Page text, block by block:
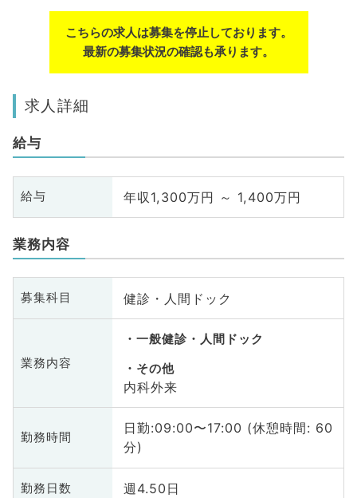
こちらの求人は募集を停止しております。
最新の募集状況の確認も承ります。
求人詳細
給与
給与 年収1,300万円 ～ 1,400万円
業務内容
募集科目 健診・人間ドック
業務内容
一般健診・人間ドック
その他
内科外来
勤務時間
日勤:09:00〜17:00 (休憩時間: 60
分)
勤務日数 週4.50日